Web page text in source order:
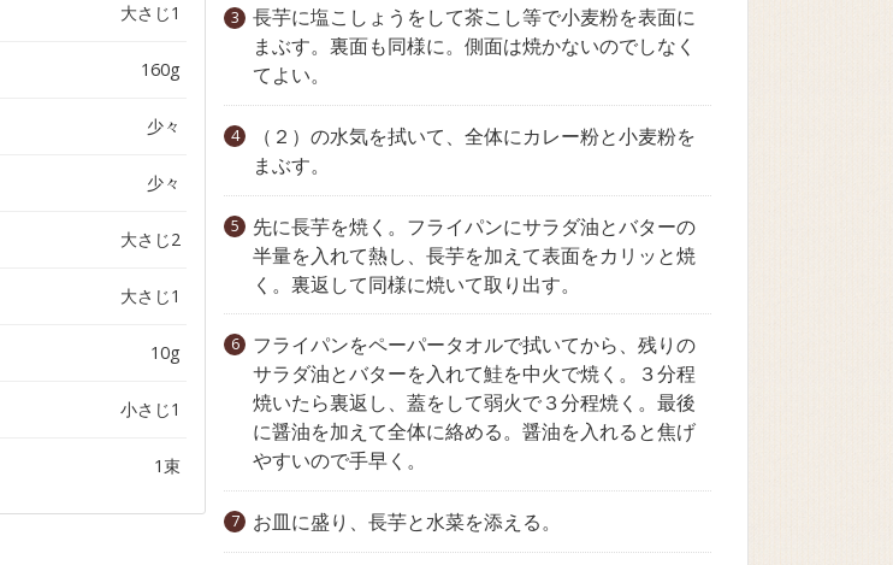
大さじ1
160g
少々
少々
大さじ2
大さじ1
10g
小さじ1
1束
長芋に塩こしょうをして茶こし等で小麦粉を表面に
まぶす。裏面も同様に。側面は焼かないのでしなく
てよい。
（２）の水気を拭いて、全体にカレー粉と小麦粉を
まぶす。
先に長芋を焼く。フライパンにサラダ油とバターの
半量を入れて熱し、長芋を加えて表面をカリッと焼
く。裏返して同様に焼いて取り出す。
フライパンをペーパータオルで拭いてから、残りの
サラダ油とバターを入れて鮭を中火で焼く。３分程
焼いたら裏返し、蓋をして弱火で３分程焼く。最後
に醤油を加えて全体に絡める。醤油を入れると焦げ
やすいので手早く。
お皿に盛り、長芋と水菜を添える。